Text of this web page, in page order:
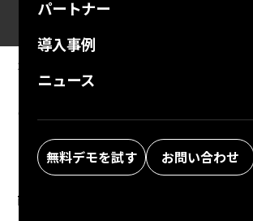
パートナー
導入事例
ニュース
無料デモを試す お問い合わせ
2026/07/17
FAQ：PostgreSQL データベース
プ・リストア手順（Docker利用
前提条件